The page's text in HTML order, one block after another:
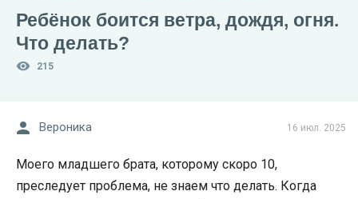
Ребёнок боится ветра, дождя, огня.
Что делать?
215
16 июл. 2025
Вероника
Моего младшего брата, которому скоро 10,
преследует проблема, не знаем что делать. Когда